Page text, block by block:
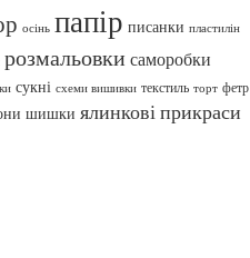
осінь папір писанки пластилін
розмальовки саморобки
сукні схеми вишивки текстиль торт фетр
шишки ялинкові прикраси